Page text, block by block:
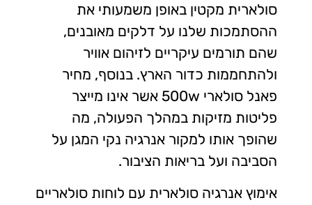
סולארית מקטין באופן משמעותי את
ההסתמכות שלנו על דלקים מאובנים,
שהם תורמים עיקריים לזיהום אוויר
ולהתחממות כדור הארץ. בנוסף, מחיר
פאנל סולארי 500w אשר אינו מייצר
פליטות מזיקות במהלך הפעולה, מה
שהופך אותו למקור אנרגיה נקי המגן על
הסביבה ועל בריאות הציבור.
אימוץ אנרגיה סולארית עם לוחות סולאריים